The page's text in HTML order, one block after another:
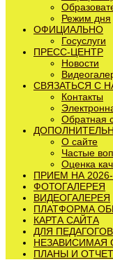
Режим дня
ОФИЦИАЛЬНО
Госуслуги
ПРЕСС-ЦЕНТР
Новости
СВЯЗАТЬСЯ С
Контакты
Обратная
О сайте
Частые
Оценка
ПРИЕМ НА
ФОТОГАЛЕРЕЯ
ВИДЕОГАЛЕРЕЯ
ПЛАТФОРМА
КАРТА САЙТА
ДЛЯ ПЕДАГОГОВ
НЕЗАВИСИМАЯ
ПЛАНЫ И